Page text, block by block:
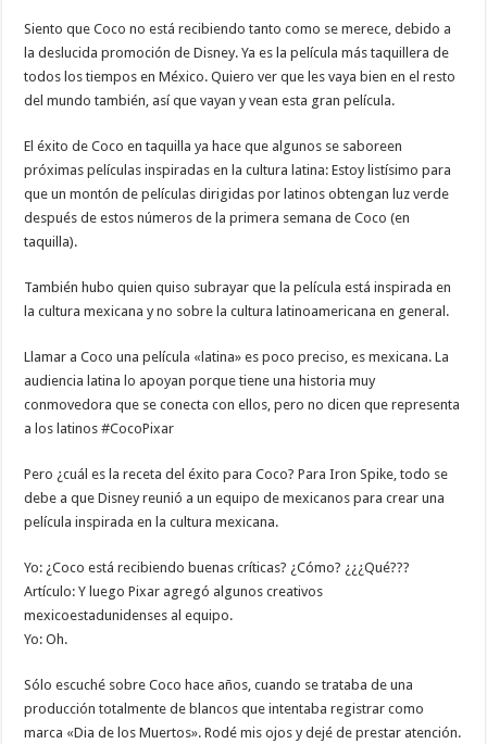
Siento que Coco no está recibiendo tanto como se merece, debido a
la deslucida promoción de Disney. Ya es la película más taquillera de
todos los tiempos en México. Quiero ver que les vaya bien en el resto
del mundo también, así que vayan y vean esta gran película.
El éxito de Coco en taquilla ya hace que algunos se saboreen
próximas películas inspiradas en la cultura latina: Estoy listísimo para
que un montón de películas dirigidas por latinos obtengan luz verde
después de estos números de la primera semana de Coco (en
taquilla).
También hubo quien quiso subrayar que la película está inspirada en
la cultura mexicana y no sobre la cultura latinoamericana en general.
Llamar a Coco una película «latina» es poco preciso, es mexicana. La
audiencia latina lo apoyan porque tiene una historia muy
conmovedora que se conecta con ellos, pero no dicen que representa
a los latinos #CocoPixar
Pero ¿cuál es la receta del éxito para Coco? Para Iron Spike, todo se
debe a que Disney reunió a un equipo de mexicanos para crear una
película inspirada en la cultura mexicana.
Yo: ¿Coco está recibiendo buenas críticas? ¿Cómo? ¿¿¿Qué???
Artículo: Y luego Pixar agregó algunos creativos
mexicoestadunidenses al equipo.
Yo: Oh.
Sólo escuché sobre Coco hace años, cuando se trataba de una
producción totalmente de blancos que intentaba registrar como
marca «Dia de los Muertos». Rodé mis ojos y dejé de prestar atención.